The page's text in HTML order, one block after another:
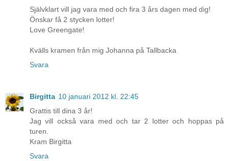
Självklart vill jag vara med och fira 3 års dagen med dig!
Önskar få 2 stycken lotter!
Love Greengate!
Kvälls kramen från mig Johanna på Tallbacka
Svara
Birgitta 10 januari 2012 kl. 22:45
Grattis till dina 3 år!
Jag vill också vara med och tar 2 lotter och hoppas på
turen.
Kram Birgitta
Svara